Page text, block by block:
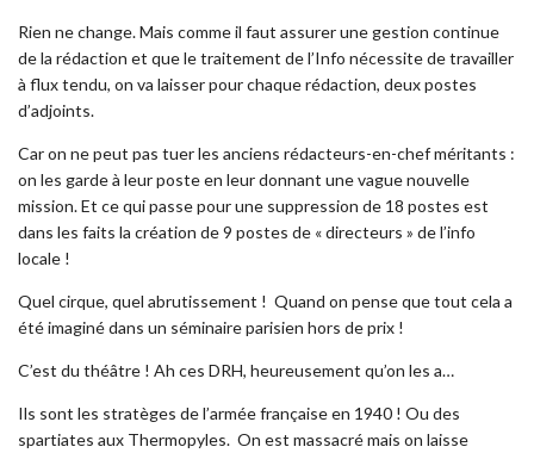
Rien ne change. Mais comme il faut assurer une gestion continue
de la rédaction et que le traitement de l’Info nécessite de travailler
à flux tendu, on va laisser pour chaque rédaction, deux postes
d’adjoints.
Car on ne peut pas tuer les anciens rédacteurs-en-chef méritants :
on les garde à leur poste en leur donnant une vague nouvelle
mission. Et ce qui passe pour une suppression de 18 postes est
dans les faits la création de 9 postes de « directeurs » de l’info
locale !
Quel cirque, quel abrutissement ! Quand on pense que tout cela a
été imaginé dans un séminaire parisien hors de prix !
C’est du théâtre ! Ah ces DRH, heureusement qu’on les a…
Ils sont les stratèges de l’armée française en 1940 ! Ou des
spartiates aux Thermopyles. On est massacré mais on laisse